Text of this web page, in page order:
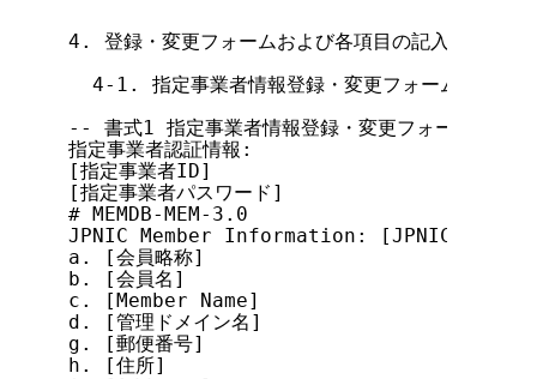
4. 登録・変更フォームおよび各項目の記入方法
4-1. 指定事業者情報登録・変更フォーム(電子メ
-- 書式1 指定事業者情報登録・変更フォー
指定事業者認証情報:
[指定事業者ID]
[指定事業者パスワード]
# MEMDB-MEM-3.0
JPNIC Member Information: [JPNIC会員情
a. [会員略称]
b. [会員名]
c. [Member Name]
d. [管理ドメイン名]
g. [郵便番号]
h. [住所]